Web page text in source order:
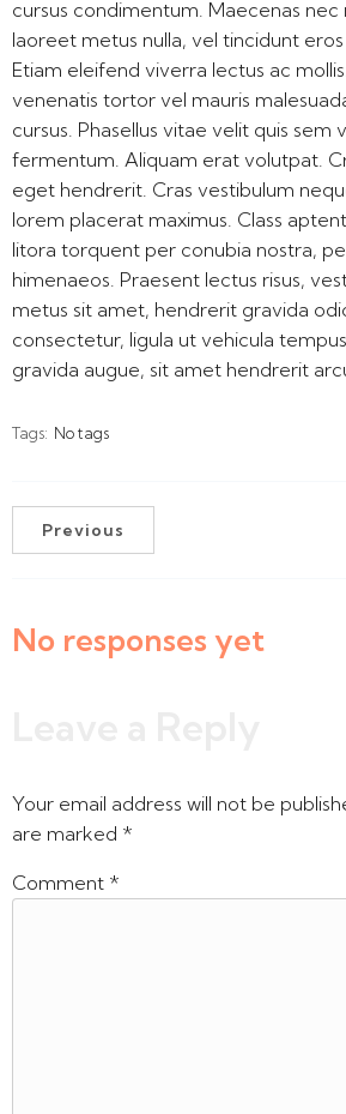
cursus condimentum. Maecenas nec
laoreet metus nulla, vel tincidunt
Etiam eleifend viverra lectus ac
venenatis tortor vel mauris
cursus. Phasellus vitae velit quis sem
fermentum. Aliquam erat volutpat.
eget hendrerit. Cras vestibulum
lorem placerat maximus. Class
litora torquent per conubia nostra,
himenaeos. Praesent lectus risus,
metus sit amet, hendrerit gravida
consectetur, ligula ut vehicula
gravida augue, sit amet hendrerit
Tags: No tags
Previous
No responses yet
Your email address will not be
are marked *
Comment *